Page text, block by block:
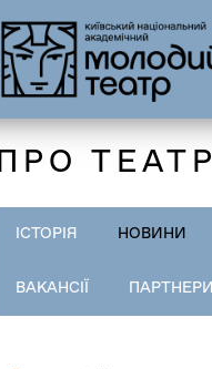
ПРО ТЕАТР
ІСТОРІЯ НОВИНИ
ВАКАНСІЇ ПАРТНЕРИ